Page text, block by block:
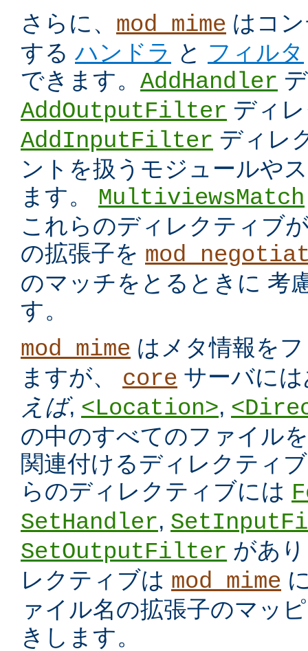
さらに、 mod_mime はコ
するハンドラ と フィルタ
できます。 AddHandler
AddOutputFilter ディ
AddInputFilter ディレ
ントを扱うモジュールや
ます。 MultiviewsMatch
これらのディレクティブ
の拡張子を
のマッチをとるときに 考
す。
mod_mime はメタ情報を
ますが、 core サーバに
えば, <Location>,
の中のすべてのファイル
関連付けるディレクティ
らのディレクティブには
SetHandler,
SetOutputFilter があ
レクティブは mod_mime
ァイル名の拡張子のマッ
きします。